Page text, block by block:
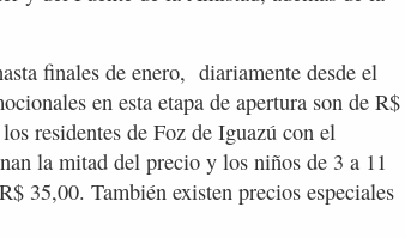
finales de enero, diariamente desde el
en esta etapa de apertura son de R$
residentes de Foz de Iguazú con el
la mitad del precio y los niños de 3 a 11
35,00. También existen precios especiales